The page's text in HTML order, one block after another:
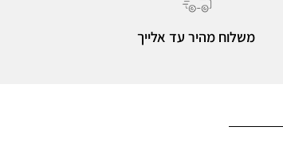
משלוח מהיר עד אלייך